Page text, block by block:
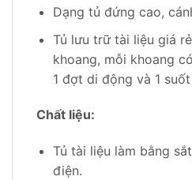
Dạng tủ đứng cao,
Tủ lưu trữ tài liệu giá
khoang, mỗi khoang
1 đợt di động và 1
Chất liệu:
Tủ tài liệu làm bằng
điện.